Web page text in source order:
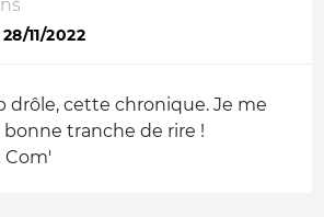
11/2022
drôle, cette chronique. Je me
tranche de rire !
Com'